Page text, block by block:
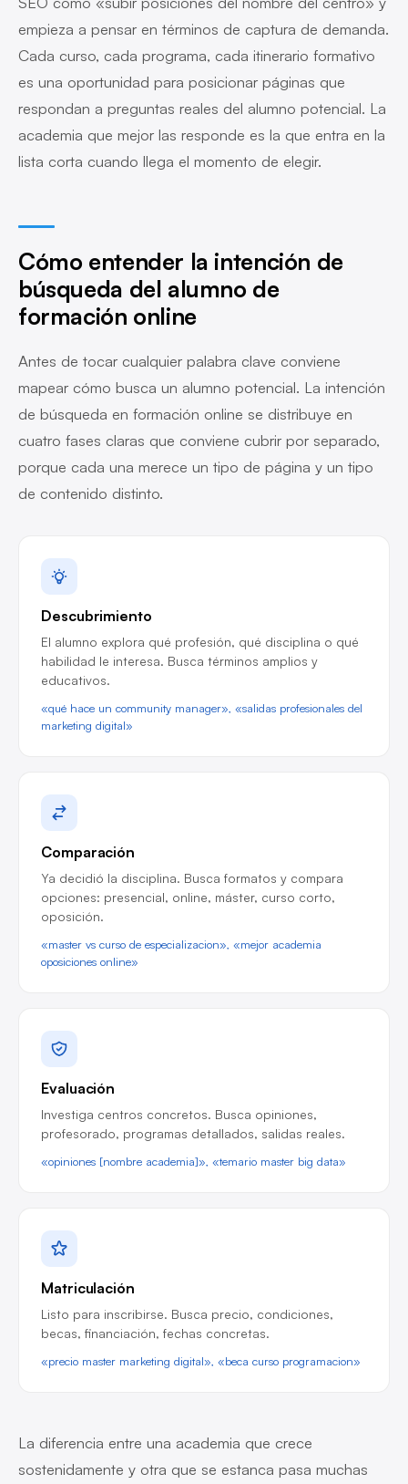
empieza a pensar en términos de captura de demanda.
Cada curso, cada programa, cada itinerario formativo
es una oportunidad para posicionar páginas que
respondan a preguntas reales del alumno potencial. La
academia que mejor las responde es la que entra en la
lista corta cuando llega el momento de elegir.
Cómo entender la intención de
búsqueda del alumno de
formación online
Antes de tocar cualquier palabra clave conviene
mapear cómo busca un alumno potencial. La intención
de búsqueda en formación online se distribuye en
cuatro fases claras que conviene cubrir por separado,
porque cada una merece un tipo de página y un tipo
de contenido distinto.
Descubrimiento
El alumno explora qué profesión, qué disciplina o qué
habilidad le interesa. Busca términos amplios y
educativos.
«qué hace un community manager», «salidas profesionales del
marketing digital»
Comparación
Ya decidió la disciplina. Busca formatos y compara
opciones: presencial, online, máster, curso corto,
oposición.
«master vs curso de especializacion», «mejor academia
oposiciones online»
Evaluación
Investiga centros concretos. Busca opiniones,
profesorado, programas detallados, salidas reales.
«opiniones [nombre academia]», «temario master big data»
Matriculación
Listo para inscribirse. Busca precio, condiciones,
becas, financiación, fechas concretas.
«precio master marketing digital», «beca curso programacion»
La diferencia entre una academia que crece
sostenidamente y otra que se estanca pasa muchas